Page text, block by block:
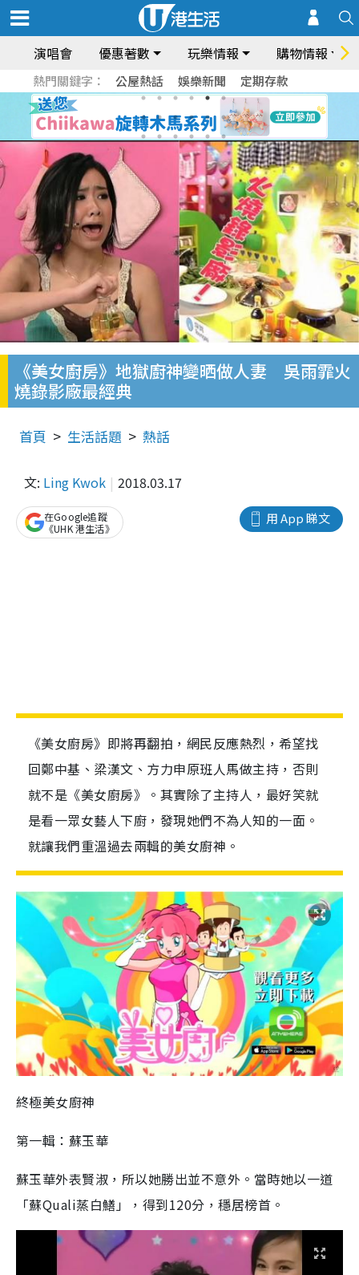
演唱會 優惠著數 玩樂情報 購物情報
熱門關鍵字： 公屋熱話 娛樂新聞 定期存款
《美女廚房》地獄廚神變晒做人妻 吳雨霏火
燒錄影廠最經典
首頁 生活話題 熱話
文: Ling Kwok 2018.03.17
用 App 睇文
在Google追蹤
《UHK 港生活》
《美女廚房》即將再翻拍，網民反應熱烈，希望找
回鄭中基、梁漢文、方力申原班人馬做主持，否則
就不是《美女廚房》。其實除了主持人，最好笑就
是看一眾女藝人下廚，發現她們不為人知的一面。
就讓我們重溫過去兩輯的美女廚神。
終極美女廚神
第一輯：蘇玉華
蘇玉華外表賢淑，所以她勝出並不意外。當時她以一道
「蘇Quali蒸白鱔」，得到120分，穩居榜首。